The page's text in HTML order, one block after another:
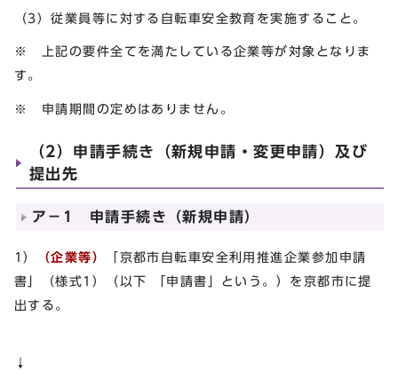
（3）従業員等に対する自転車安全教育を実施すること。
※ 上記の要件全てを満たしている企業等が対象となりま
す。
※ 申請期間の定めはありません。
（2）申請手続き（新規申請・変更申請）及び
提出先
ア－1 申請手続き（新規申請）
1） （企業等）
「京都市自転車安全利用推進企業参加申請
書」（様式1）（以下 「申請書」という。）を京都市に提
出する。
↓